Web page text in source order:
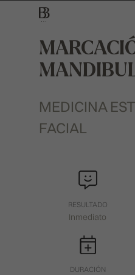
Presione enter para
MEDICINA
FACIAL
RESULTADO
Inmediato
DURACIÓN